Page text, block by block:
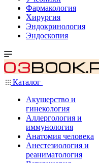
Фармакология
Хирургия
Эндокринология
Эндоскопия
Каталог
Акушерство и
гинекология
Аллергология и
иммунология
Анатомия человека
Анестезиология и
реаниматология